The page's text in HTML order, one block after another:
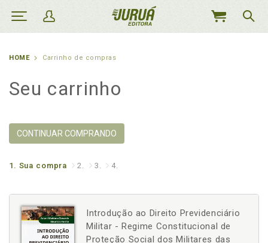
MEU
HOME Carrinho de compras
Seu carrinho
CONTINUAR COMPRANDO
1. Sua compra 2. 3. 4.
Introdução ao Direito Previdenciário
Militar - Regime Constitucional de
Proteção Social dos Militares das